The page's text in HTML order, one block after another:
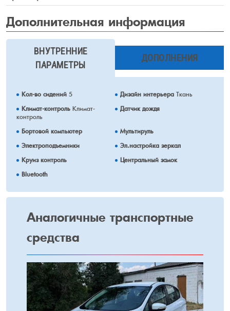
Дополнительная информация
ВНУТРЕННИЕ
ПАРАМЕТРЫ
ДОПОЛНЕНИЯ
Кол-во сидений 5 Дизайн интерьера Ткань
Климат-контроль Климат-
контроль
Датчик дождя
Бортовой компьютер
Мультируль
Электроподъемники
Эл.настройка зеркал
Круиз контроль
Центральный замок
Bluetooth
Аналогичные транспортные
средства